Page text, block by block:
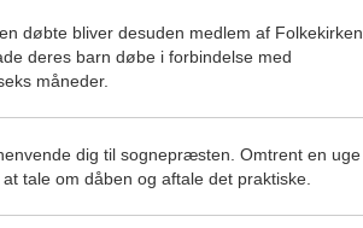
døbte bliver desuden medlem af Folkekirken.
deres barn døbe i forbindelse med
måneder.
dig til sognepræsten. Omtrent en uge
tale om dåben og aftale det praktiske.